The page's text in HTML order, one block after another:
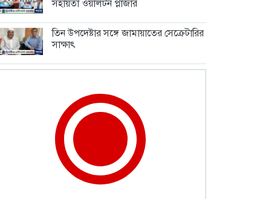
সহায়তা ওয়ালটন প্লাজার
তিন উপদেষ্টার সঙ্গে জামায়াতের সেক্রেটারির
সাক্ষাৎ